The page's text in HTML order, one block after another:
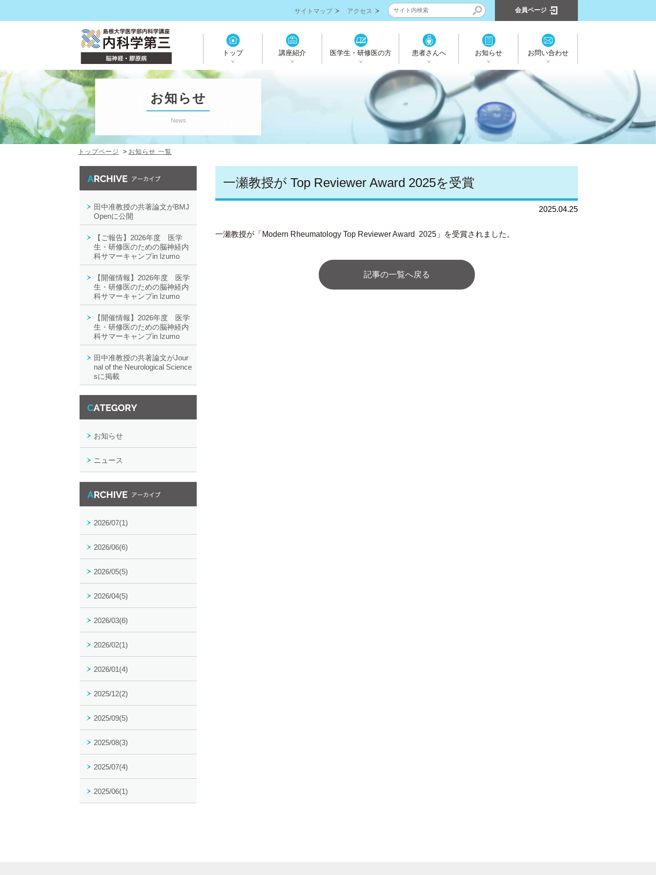
サイトマップ アクセス 会員ページ
トップ 講座紹介 医学生・研修医の方 患者さんへ お知らせ お問い合わせ
お知らせ
News
トップページ お知らせ 一覧
一瀬教授が Top Reviewer Award 2025を受賞
2025.04.25
一瀬教授が「Modern Rheumatology Top Reviewer Award 2025」を受賞されました。
記事の一覧へ戻る
田中准教授の共著論文がBMJ
Openに公開
【ご報告】2026年度 医学
生・研修医のための脳神経内
科サマーキャンプin Izumo
【開催情報】2026年度 医学
生・研修医のための脳神経内
科サマーキャンプin Izumo
【開催情報】2026年度 医学
生・研修医のための脳神経内
科サマーキャンプin Izumo
田中准教授の共著論文がJour
nal of the Neurological Science
sに掲載
お知らせ
ニュース
2026/07(1)
2026/06(6)
2026/05(5)
2026/04(5)
2026/03(6)
2026/02(1)
2026/01(4)
2025/12(2)
2025/09(5)
2025/08(3)
2025/07(4)
2025/06(1)